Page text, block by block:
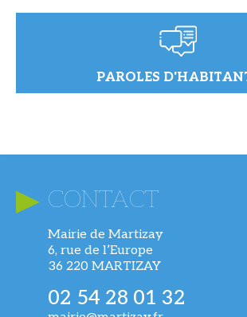
PAROLES
CONTACT
Mairie de Martizay
6, rue de l’Europe
36 220 MARTIZAY
02 54 28 01 32